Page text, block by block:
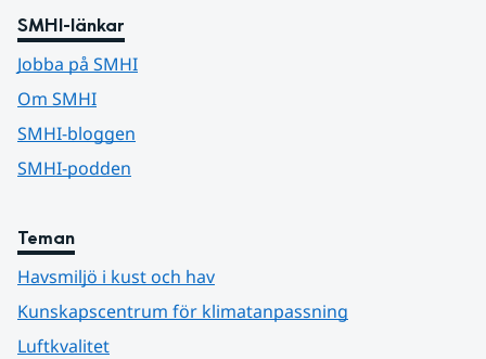
SMHI-länkar
Jobba på SMHI
Om SMHI
SMHI-bloggen
SMHI-podden
Teman
Havsmiljö i kust och hav
Kunskapscentrum för klimatanpassning
Luftkvalitet